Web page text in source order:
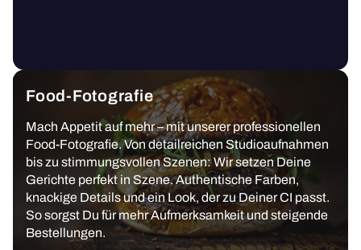
Food-Fotografie
Mach Appetit auf mehr – mit unserer professionellen
Food-Fotografie. Von detailreichen Studioaufnahmen
bis zu stimmungsvollen Szenen: Wir setzen Deine
Gerichte perfekt in Szene. Authentische Farben,
knackige Details und ein Look, der zu Deiner CI passt.
So sorgst Du für mehr Aufmerksamkeit und steigende
Bestellungen.